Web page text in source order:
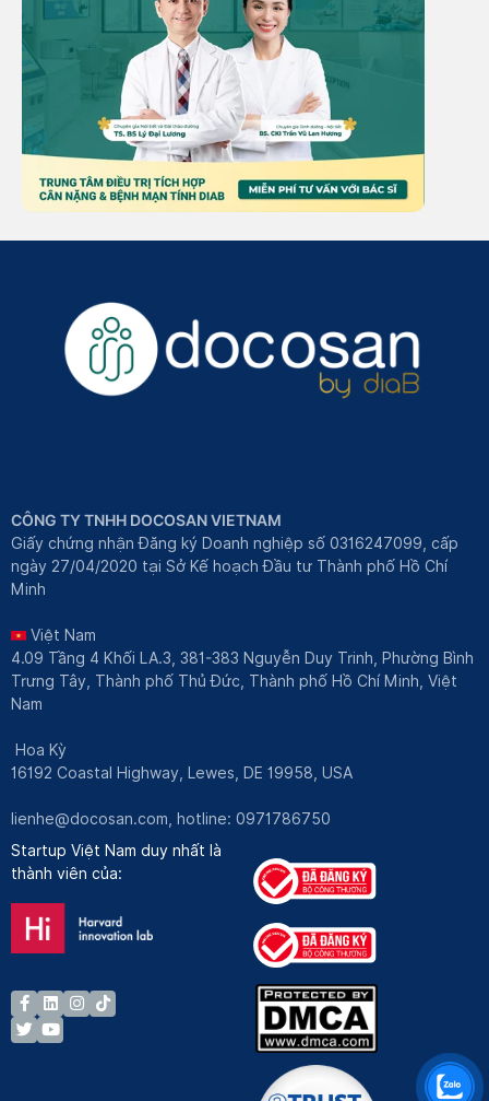
CÔNG TY TNHH DOCOSAN VIETNAM
Giấy chứng nhận Đăng ký Doanh nghiệp số 0316247099, cấp
ngày 27/04/2020 tại Sở Kế hoạch Đầu tư Thành phố Hồ Chí
Minh
Việt Nam
4.09 Tầng 4 Khối LA.3, 381-383 Nguyễn Duy Trinh, Phường Bình
Trưng Tây, Thành phố Thủ Đức, Thành phố Hồ Chí Minh, Việt
Nam
Hoa Kỳ
16192 Coastal Highway, Lewes, DE 19958, USA
lienhe@docosan.com, hotline: 0971786750
Startup Việt Nam duy nhất là
thành viên của: